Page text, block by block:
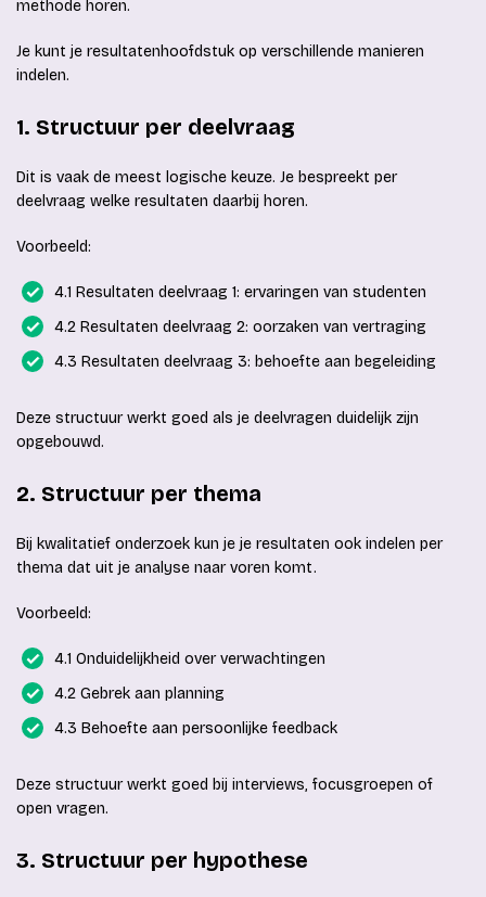
methode horen.
Je kunt je resultatenhoofdstuk op verschillende manieren
indelen.
1. Structuur per deelvraag
Dit is vaak de meest logische keuze. Je bespreekt per
deelvraag welke resultaten daarbij horen.
Voorbeeld:
4.1 Resultaten deelvraag 1: ervaringen van studenten
4.2 Resultaten deelvraag 2: oorzaken van vertraging
4.3 Resultaten deelvraag 3: behoefte aan begeleiding
Deze structuur werkt goed als je deelvragen duidelijk zijn
opgebouwd.
2. Structuur per thema
Bij kwalitatief onderzoek kun je je resultaten ook indelen per
thema dat uit je analyse naar voren komt.
Voorbeeld:
4.1 Onduidelijkheid over verwachtingen
4.2 Gebrek aan planning
4.3 Behoefte aan persoonlijke feedback
Deze structuur werkt goed bij interviews, focusgroepen of
open vragen.
3. Structuur per hypothese